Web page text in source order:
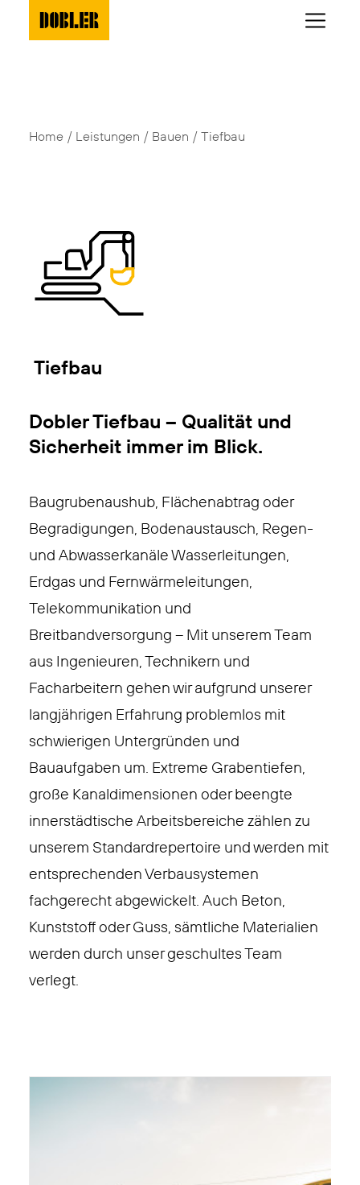
Home Leistungen Bauen Tiefbau
Dobler Tiefbau – Qualität und
Sicherheit immer im Blick.
Baugrubenaushub, Flächenabtrag oder
Begradigungen, Bodenaustausch, Regen-
und Abwasserkanäle Wasserleitungen,
Erdgas und Fernwärmeleitungen,
Telekommunikation und
Breitbandversorgung – Mit unserem Team
aus Ingenieuren, Technikern und
Facharbeitern gehen wir aufgrund unserer
langjährigen Erfahrung problemlos mit
schwierigen Untergründen und
Bauaufgaben um. Extreme Grabentiefen,
große Kanaldimensionen oder beengte
innerstädtische Arbeitsbereiche zählen zu
unserem Standardrepertoire und werden mit
entsprechenden Verbausystemen
fachgerecht abgewickelt. Auch Beton,
Kunststoff oder Guss, sämtliche Materialien
werden durch unser geschultes Team
verlegt.
Tiefbau